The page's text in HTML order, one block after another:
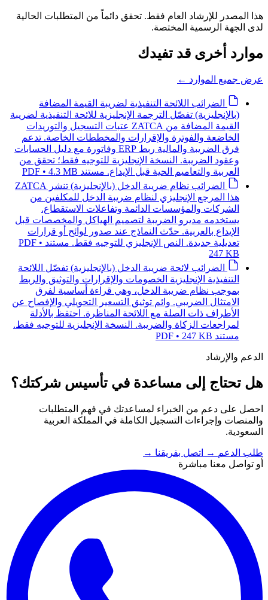
هذا المصدر للإرشاد العام فقط. تحقق دائماً من المتطلبات الحالية
لدى الجهة الرسمية المختصة.
موارد أخرى قد تفيدك
عرض جميع الموارد ←
الضرائب اللائحة التنفيذية لضريبة القيمة المضافة
(بالإنجليزية) تفصّل الترجمة الإنجليزية للائحة التنفيذية لضريبة
القيمة المضافة من ZATCA عتبات التسجيل والتوريدات
الخاضعة والفوترة والإقرارات والمخططات الخاصة. تدعم
فرق الضريبة والمالية ربط ERP وفاتورة مع دليل الحسابات
وعقود الضريبة. النسخة الإنجليزية للتوجيه فقط؛ تحقق من
العربية والتعاميم الحية قبل الإيداع. مستند PDF • 4.3 MB
الضرائب نظام ضريبة الدخل (بالإنجليزية)
تنشر ZATCA
هذا المرجع الإنجليزي لنظام ضريبة الدخل للمكلفين من
الشركات والمؤسسات الدائمة وتفاعلات الاستقطاع.
يستخدمه مديرو الضريبة لتصميم الهياكل والمخصصات قبل
الإيداع بالعربية. حدّث النماذج عند صدور لوائح أو قرارات
تعديلية جديدة. النص الإنجليزي للتوجيه فقط.
مستند PDF •
247 KB
الضرائب لائحة ضريبة الدخل (بالإنجليزية) تفصّل اللائحة
التنفيذية الإنجليزية الخصومات والإقرارات والتوثيق والربط
بموجب نظام ضريبة الدخل، وهي قراءة أساسية لفرق
الامتثال الضريبي. وائم توثيق التسعير التحويلي والإفصاح عن
الأطراف ذات الصلة مع اللائحة المناظرة. احتفظ بالأدلة
لمراجعات الزكاة والضريبة. النسخة الإنجليزية للتوجيه فقط.
مستند PDF • 247 KB
الدعم والإرشاد
هل تحتاج إلى مساعدة في تأسيس شركتك؟
احصل على دعم من الخبراء لمساعدتك في فهم المتطلبات
والمنصات وإجراءات التسجيل الكاملة في المملكة العربية
السعودية.
طلب الدعم → اتصل بفريقنا →
أو تواصل معنا مباشرة